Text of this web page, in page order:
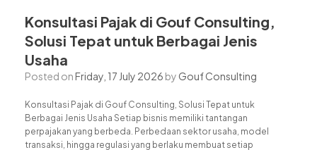
Konsultasi Pajak di Gouf Consulting,
Solusi Tepat untuk Berbagai Jenis
Usaha
Posted onFriday, 17 July 2026 by Gouf Consulting
Konsultasi Pajak di Gouf Consulting, Solusi Tepat untuk
Berbagai Jenis Usaha Setiap bisnis memiliki tantangan
perpajakan yang berbeda. Perbedaan sektor usaha, model
transaksi, hingga regulasi yang berlaku membuat setiap